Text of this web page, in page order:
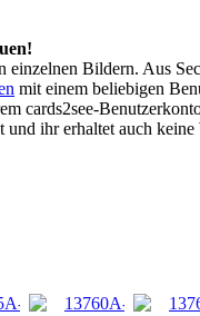
Bildern. Aus
mit einem beliebigen
cards2see-
ihr erhaltet auch